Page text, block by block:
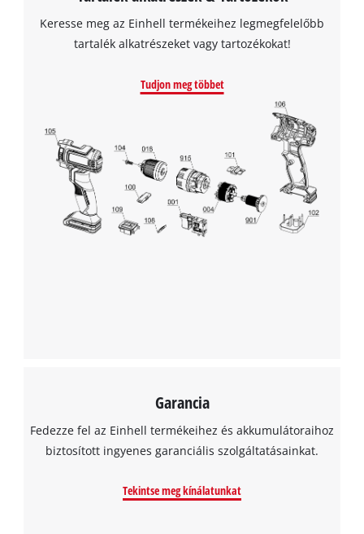
Powered by
Usercentrics Consent
Management Platform
Keresse meg az Einhell termékeihez legmegfelelőbb
tartalék alkatrészeket vagy tartozékokat!
Tudjon meg többet
Garancia
Fedezze fel az Einhell termékeihez és akkumulátoraihoz
biztosított ingyenes garanciális szolgáltatásainkat.
Tekintse meg kínálatunkat